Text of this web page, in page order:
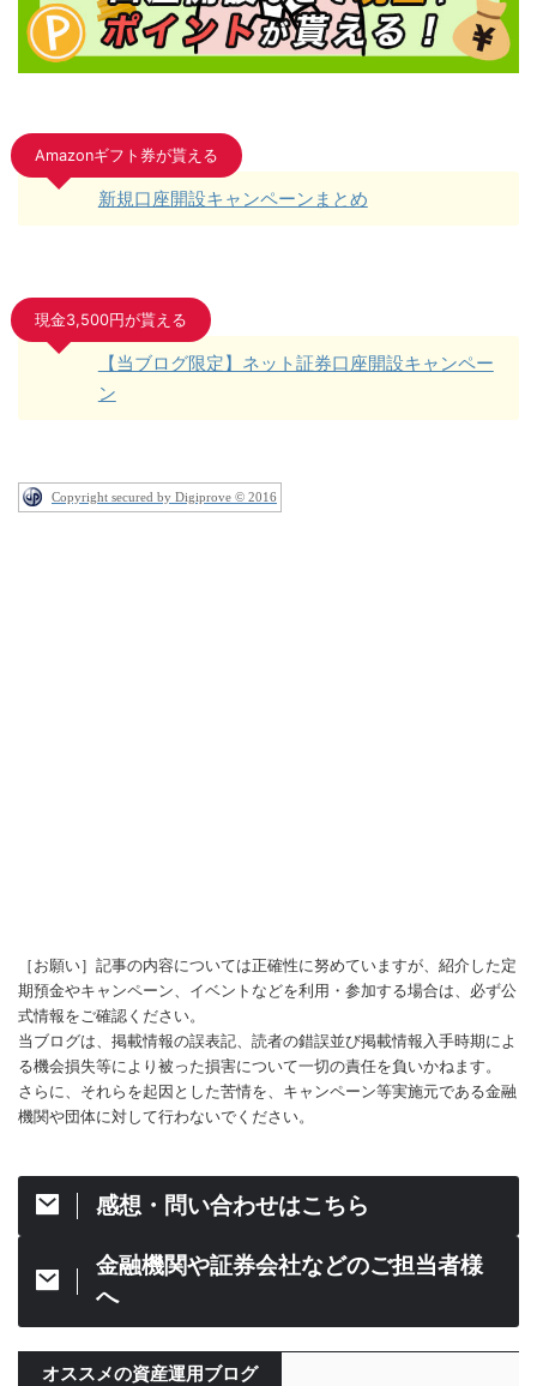
Amazonギフト券が貰える
新規口座開設キャンペーンまとめ
現金3,500円が貰える
【当ブログ限定】ネット証券口座開設キャンペー
ン
Copyright secured by Digiprove © 2016
［お願い］記事の内容については正確性に努めていますが、紹介した定
期預金やキャンペーン、イベントなどを利用・参加する場合は、必ず公
式情報をご確認ください。
当ブログは、掲載情報の誤表記、読者の錯誤並び掲載情報入手時期によ
る機会損失等により被った損害について一切の責任を負いかねます。
さらに、それらを起因とした苦情を、キャンペーン等実施元である金融
機関や団体に対して行わないでください。
感想・問い合わせはこちら
金融機関や証券会社などのご担当者様
へ
オススメの資産運用ブログ